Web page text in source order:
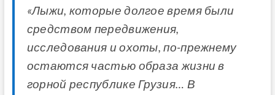
«Лыжи, которые долгое время были
средством передвижения,
исследования и охоты, по-прежнему
остаются частью образа жизни в
горной республике Грузия… В